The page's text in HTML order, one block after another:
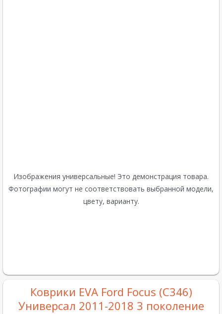
Изображения универсальные! Это демонстрация товара.
Фотографии могут не соответствовать выбранной модели,
цвету, варианту.
Коврики EVA Ford Focus (C346)
Универсал 2011-2018 3 поколение